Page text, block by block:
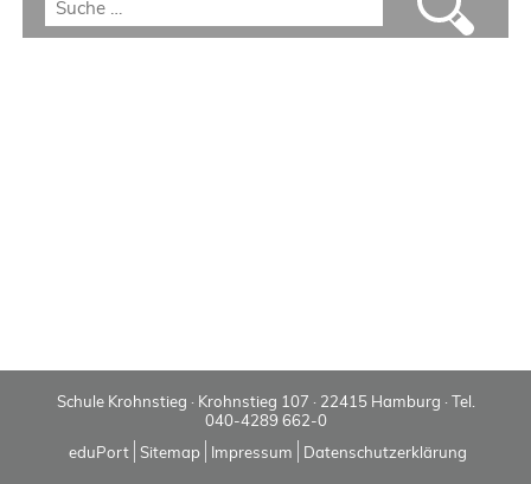
Schule Krohnstieg · Krohnstieg 107 · 22415 Hamburg · Tel.
040-4289 662-0
eduPort Sitemap Impressum Datenschutzerklärung